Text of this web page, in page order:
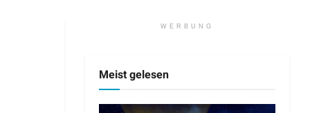
WERBUNG
Meist gelesen